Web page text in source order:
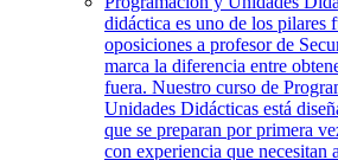
didáctica es uno de los pilares
oposiciones a profesor de
marca la diferencia entre
fuera. Nuestro curso de
Unidades Didácticas está
que se preparan por primera
con experiencia que necesitan